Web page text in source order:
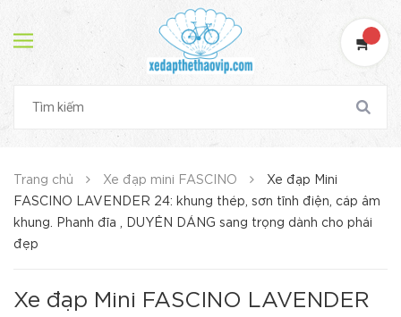
Trang chủ Xe đạp mini FASCINO
Xe đạp Mini
FASCINO LAVENDER 24: khung thép, sơn tĩnh điện, cáp âm
khung. Phanh đĩa , DUYÊN DÁNG sang trọng dành cho phái
đẹp
Xe đạp Mini FASCINO LAVENDER